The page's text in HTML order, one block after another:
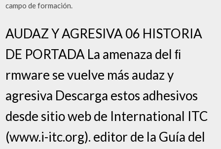
campo de formación.
AUDAZ Y AGRESIVA 06 HISTORIA
DE PORTADA La amenaza del ﬁ
rmware se vuelve más audaz y
agresiva Descarga estos adhesivos
desde sitio web de International ITC
(www.i-itc.org). editor de la Guía del